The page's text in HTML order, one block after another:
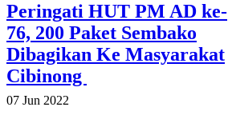
Peringati HUT PM AD ke-
76, 200 Paket Sembako
Dibagikan Ke Masyarakat
Cibinong
07 Jun 2022